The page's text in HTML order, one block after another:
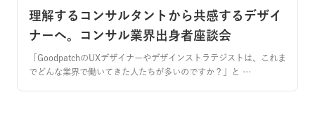
理解するコンサルタントから共感するデザイ
ナーへ。コンサル業界出身者座談会
「GoodpatchのUXデザイナーやデザインストラテジストは、これま
でどんな業界で働いてきた人たちが多いのですか？」と …